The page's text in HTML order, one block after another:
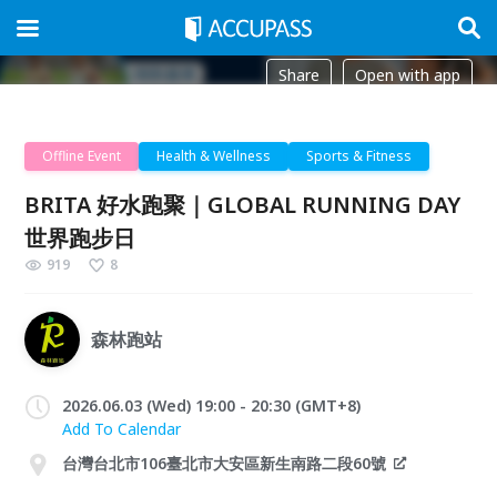
Share Open with app
Offline Event Health & Wellness Sports & Fitness
BRITA 好水跑聚｜GLOBAL RUNNING DAY
世界跑步日
919 8
森林跑站
2026.06.03 (Wed) 19:00 - 20:30 (GMT+8)
Add To Calendar
台灣台北市106臺北市大安區新生南路二段60號